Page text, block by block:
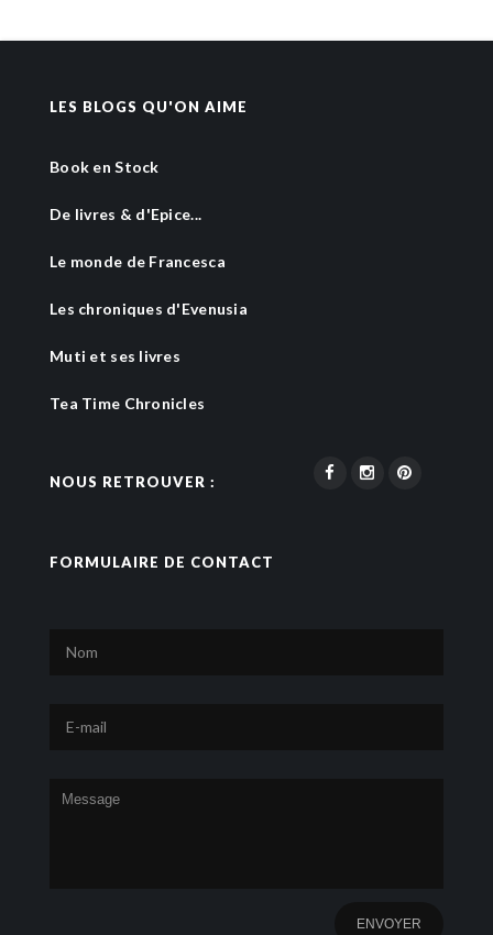
LES BLOGS QU'ON AIME
Book en Stock
De livres & d'Epice...
Le monde de Francesca
Les chroniques d'Evenusia
Muti et ses livres
Tea Time Chronicles
NOUS RETROUVER :
FORMULAIRE DE CONTACT